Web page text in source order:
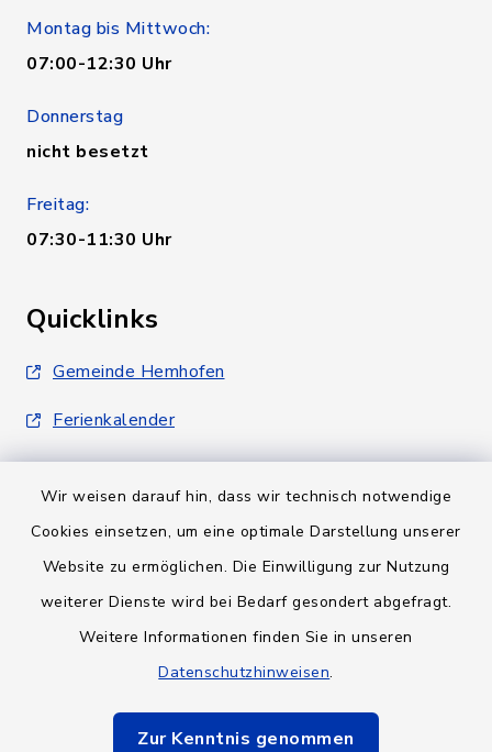
Wir weisen darauf hin, dass wir technisch notwendige
Cookies einsetzen, um eine optimale Darstellung unserer
Website zu ermöglichen. Die Einwilligung zur Nutzung
weiterer Dienste wird bei Bedarf gesondert abgefragt.
Weitere Informationen finden Sie in unseren
Datenschutzhinweisen.
Zur Kenntnis genommen
Montag bis Mittwoch:
07:00-12:30 Uhr
Donnerstag
nicht besetzt
Freitag:
07:30-11:30 Uhr
Quicklinks
Gemeinde Hemhofen
Ferienkalender
Barrierefreiheit